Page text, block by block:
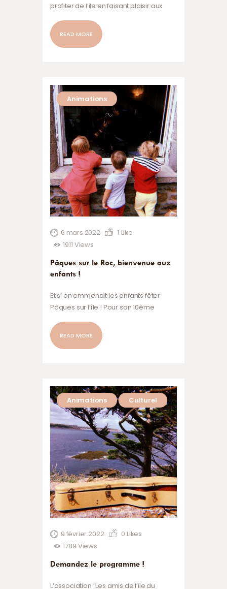
profiter de l’ile en faisant plaisir aux
les oeufs cachés dans le jardin.. C’est
chaud… c’est froid… ! On s’en souvient
aux oeufs de Pâques…
READ MORE
Animations
6 mars 2022 1 Like
1911 Views
Pâques sur le Roc, bienvenue aux
enfants !
Et si on emmenait les enfants fêter
Pâques sur l’île ! Pour son 10ème
consacrer ce weekend pascal aux
enfants. Des animations spécialement
instrumentale par Corentin Chassard
dans le salon de musique Léo Ferré, et
bien-sûr chasse aux oeufs animée par
Ian…
READ MORE
Animations Culturel
9 février 2022 0 Likes
1789 Views
Demandez le programme !
L’association “Les amis de l’ile du